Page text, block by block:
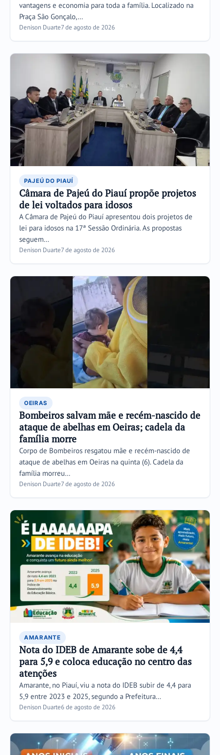
vantagens e economia para toda a família. Localizado na
Praça São Gonçalo,…
Denison Duarte7 de agosto de 2026
PAJEÚ DO PIAUÍ
Câmara de Pajeú do Piauí propõe projetos
de lei voltados para idosos
A Câmara de Pajeú do Piauí apresentou dois projetos de
lei para idosos na 17ª Sessão Ordinária. As propostas
seguem…
Denison Duarte7 de agosto de 2026
OEIRAS
Bombeiros salvam mãe e recém-nascido de
ataque de abelhas em Oeiras; cadela da
família morre
Corpo de Bombeiros resgatou mãe e recém-nascido de
ataque de abelhas em Oeiras na quinta (6). Cadela da
família morreu…
Denison Duarte7 de agosto de 2026
AMARANTE
Nota do IDEB de Amarante sobe de 4,4
para 5,9 e coloca educação no centro das
atenções
Amarante, no Piauí, viu a nota do IDEB subir de 4,4 para
5,9 entre 2023 e 2025, segundo a Prefeitura…
Denison Duarte6 de agosto de 2026